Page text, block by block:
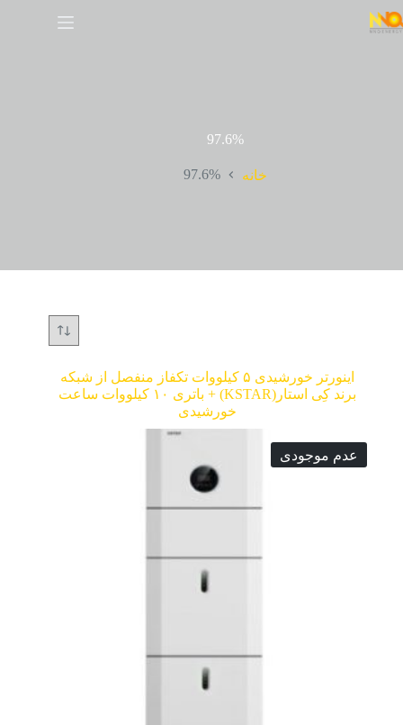
97.6%
خانه 97.6%
اینورتر خورشیدی ۵ کیلووات تکفاز منفصل از شبکه
برند کِی استار(KSTAR) + باتری ۱۰ کیلووات ساعت
خورشیدی
عدم موجودی